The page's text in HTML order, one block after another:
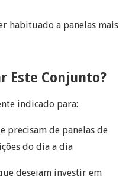
habituado a panelas mais
Este Conjunto?
indicado para:
precisam de panelas de
do dia a dia
desejam investir em